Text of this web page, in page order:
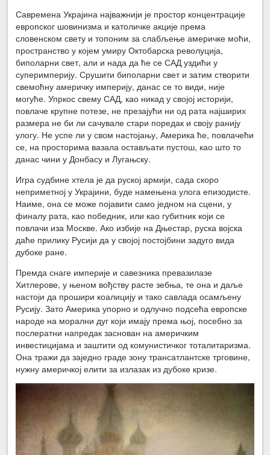
Савремена Украјина најважнији је простор концентрације
европског шовинизма и католичке акције према
словенском свету и топоним за слабљење америчке моћи,
пространство у којем умиру Октобарска револуција,
биполарни свет, али и нада да ће се САД уздићи у
суперимперију. Срушити биполарни свет и затим створити
свемоћну америчку империју, данас се то види, није
могуће. Упркос свему САД, као никад у својој историји,
повлаче крупне потезе, не презајући ни од рата најширих
размера не би ли сачувале стари поредак и своју ранију
улогу. Не успе ли у свом настојању, Америка ће, повлачећи
се, на просторима вазала остављати пустош, као што то
данас чини у Донбасу и Лугањску.
Игра судбине хтела је да руској армији, сада скоро
неприметној у Украјини, буде намењена улога епизодисте.
Наиме, она се може појавити само једном на сцени, у
финалу рата, као победник, или као губитник који се
повлачи иза Москве. Ако избије на Дњестар, руска војска
даће прилику Русији да у својој постојбини задуго вида
дубоке ране.
Премда снаге империје и савезника превазилазе
Хитлерове, у њеном вођству расте зебња, те она и даље
настоји да прошири коалицију и тако савлада осамљену
Русију. Зато Америка упорно и одлучно подсећа европске
народе на морални дуг који имају према њој, посебно за
послератни напредак заснован на америчким
инвестицијама и заштити од комунистичког тоталитаризма.
Она тражи да заједно граде зону трансатлантске трговине,
нужну америчкој елити за излазак из дубоке кризе.